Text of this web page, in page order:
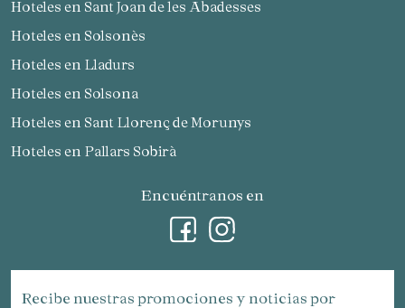
Hoteles en Sant Joan de les Abadesses
Hoteles en Solsonès
Hoteles en Lladurs
Hoteles en Solsona
Hoteles en Sant Llorenç de Morunys
Hoteles en Pallars Sobirà
Encuéntranos en
Recibe nuestras promociones y noticias por